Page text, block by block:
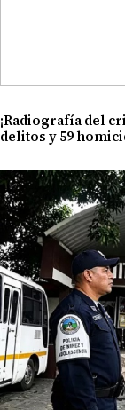
¡Radiografía del
delitos y 59